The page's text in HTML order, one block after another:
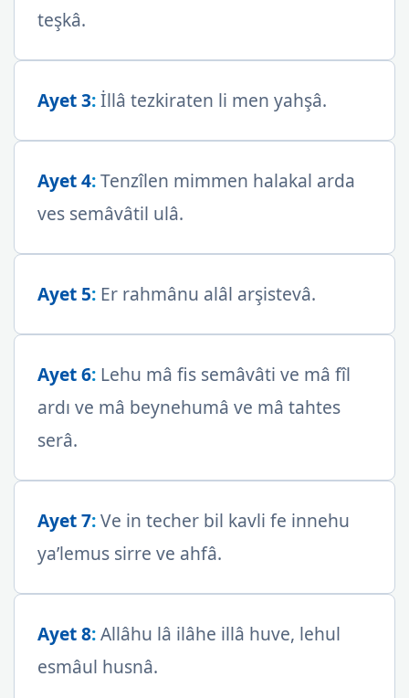
teşkâ.
Ayet 3:İllâ tezkiraten li men yahşâ.
Ayet 4:Tenzîlen mimmen halakal arda
ves semâvâtil ulâ.
Ayet 5: Er rahmânu alâl arşistevâ.
Ayet 6: Lehu mâ fis semâvâti ve mâ fîl
ardı ve mâ beynehumâ ve mâ tahtes
serâ.
Ayet 7:Ve in techer bil kavli fe innehu
ya’lemus sirre ve ahfâ.
Ayet 8:Allâhu lâ ilâhe illâ huve, lehul
esmâul husnâ.